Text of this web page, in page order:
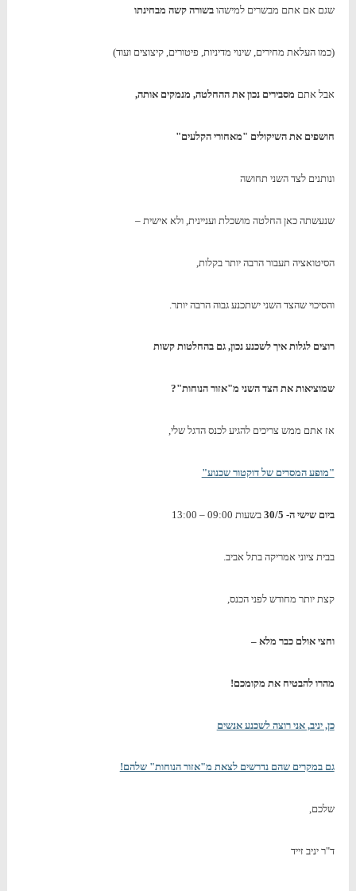
שגם אם אתם מבשרים למישהובשורה קשה מבחינתו
(כמו העלאת מחירים, שינוי מדיניות, פיטורים, קיצוצים ועוד)
אבל אתם מסבירים נכון את ההחלטה, מנמקים אותה,
חושפים את השיקולים "מאחורי הקלעים"
ונותנים לצד השני תחושה
שנעשתה כאן החלטה מושכלת ועניינית, ולא אישית –
הסיטואציה תעבור הרבה יותר בקלות,
והסיכוי שהצד השני ישתכנע גבוה הרבה יותר.
רוצים לגלות איך לשכנע נכון, גם בהחלטות קשות
שמוציאות את הצד השני מ"אזור הנוחות"?
אז אתם ממש צריכים להגיע לכנס הדגל שלי,
"מופע המסרים של דוקטור שכנוע"
ביום שישי ה- 30/5 בשעות 09:00 – 13:00
בבית ציוני אמריקה בתל אביב.
קצת יותר מחודש לפני הכנס,
וחצי אולם כבר מלא –
מהרו להבטיח את מקומכם!
כן, יניב, אני רוצה לשכנע אנשים
גם במקרים שהם נדרשים לצאת מ"אזור הנוחות" שלהם!
שלכם,
ד"ר יניב זייד